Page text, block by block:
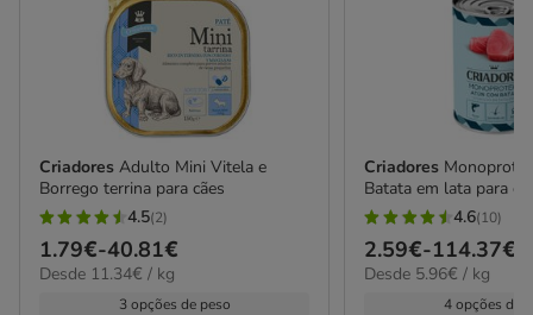
Criadores Adulto Mini Vitela e
Borrego terrina para cães
4.5
estrelas
com
4.5(2)
Preço
de
1.79€-40.81€
11.34€
Desde 11.34€ / kg
3 opções de peso
Criadores
Batata em lata para
4.6
estrelas
com
4.6(10)
Preço
de
2.59€-114.37€
5.96€
Desde 5.96€ / kg
4 opções de